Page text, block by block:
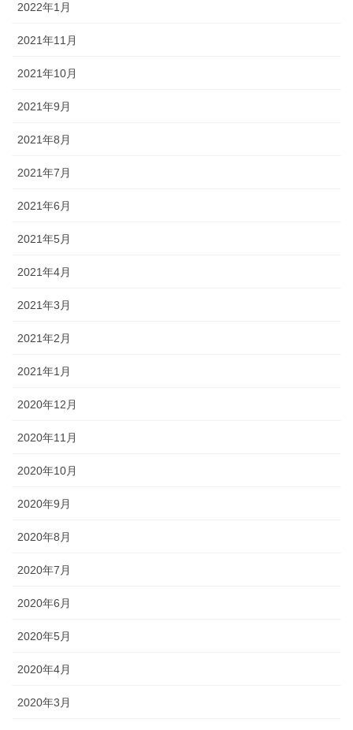
2022年1月
2021年11月
2021年10月
2021年9月
2021年8月
2021年7月
2021年6月
2021年5月
2021年4月
2021年3月
2021年2月
2021年1月
2020年12月
2020年11月
2020年10月
2020年9月
2020年8月
2020年7月
2020年6月
2020年5月
2020年4月
2020年3月